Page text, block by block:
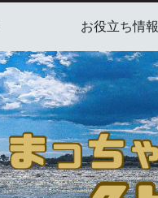
お役立ち情報